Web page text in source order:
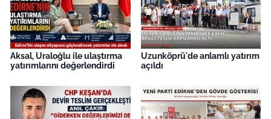
Aksal, Uraloğlu ile ulaştırma
yatırımlarını değerlendirdi
Uzunköprü'de anlamlı yatırım
açıldı